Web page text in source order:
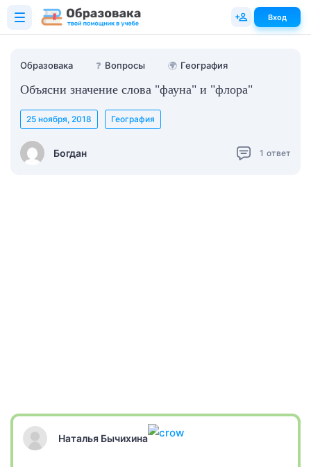
Образовака ❓ Вопросы 🌍 География
Объясни значение слова "фауна" и "флора"
Богдан
25 ноября, 2018 География
1 ответ
Наталья Бычихина
Вход